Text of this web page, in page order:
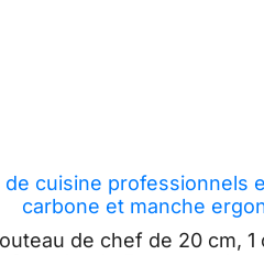
de cuisine professionnels
carbone et manche
de chef de 20 cm,